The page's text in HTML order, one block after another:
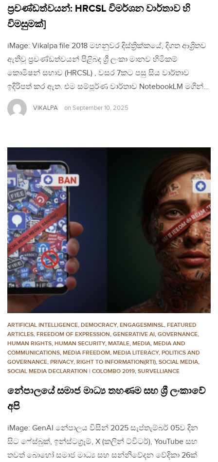
ප්‍රචණ්ඩත්වයන්: HRCSL විමර්ශන වාර්තාව හි
විමසුමක්]
iMage: Vikalpa file 2018 මහනුවර දිස්ත්‍රික්කයේ, දිගත ආශ්‍රිතව
ඇතිවූ ප්‍රචණ්ඩත්වයන් පිළිබද ශ්‍රී ලංකා මානව හිමිකම්
කොමිෂන් සභාව (HRCSL) , වසර 7කට පසු සිය වාර්තාව
ඉදිරිපත් කර ඇත. එම සම්පූර්ණ වාර්තාව NotebookLM මගින්…
VIKALPA on September 10, 2025
ARTIFICIAL INTELLIGENCE, DEMOCRACY, ENGAGESMINSL, FEATURED
ARTICLES, FREEDOM OF EXPRESSION, GENERATIVE AI, GOVERNANCE,
HUMAN RIGHTS, HUMAN SECURITY, MATALE, MEDIA, MEDIA AND
COMMUNICATIONS, MEDIA FREEDOM, MEDIA LITERACY, POLITICS AND
GOVERNANCE, PRIVACY, RIGHT TO INFORMATION(RTI), SOCIAL MEDIA,
SOCIAL MEDIA DECLARATION | COLOMBO 2019, SURVELLIANCE
නේපාලයේ සමාජ මාධ්‍ය තහණම සහ ශ්‍රී ලංකාවේ
අපි
iMage: GenAI නේපාලය විසින් 2025 සැප්තැම්බර් 05ව දින
සිට ෆේස්බුක්, ඉන්ස්ටග්‍රෑම්, X (කලින් ට්විටර්), YouTube සහ
තවත් බොහෝ සමාජ මාධ්‍ය සහ සන්නිවේදන වේදිකා 26ක්